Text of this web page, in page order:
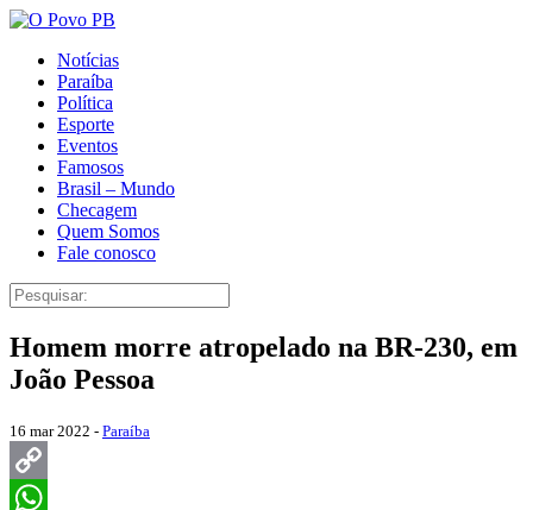
Notícias
Paraíba
Política
Esporte
Eventos
Famosos
Brasil – Mundo
Checagem
Quem Somos
Fale conosco
Homem morre atropelado na BR-230, em
João Pessoa
16 mar 2022 - Paraíba
Copy